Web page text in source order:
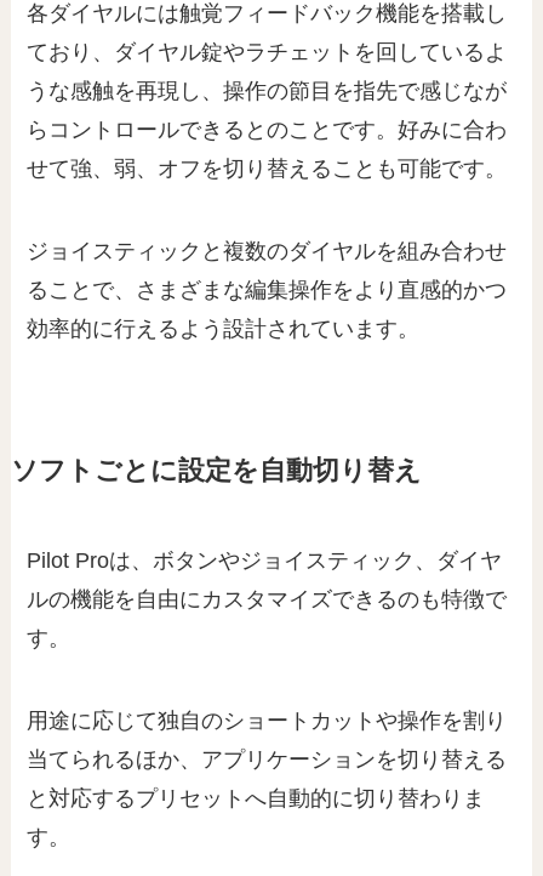
各ダイヤルには触覚フィードバック機能を搭載し
ており、ダイヤル錠やラチェットを回しているよ
うな感触を再現し、操作の節目を指先で感じなが
らコントロールできるとのことです。好みに合わ
せて強、弱、オフを切り替えることも可能です。
ジョイスティックと複数のダイヤルを組み合わせ
ることで、さまざまな編集操作をより直感的かつ
効率的に行えるよう設計されています。
ソフトごとに設定を自動切り替え
Pilot Proは、ボタンやジョイスティック、ダイヤ
ルの機能を自由にカスタマイズできるのも特徴で
す。
用途に応じて独自のショートカットや操作を割り
当てられるほか、アプリケーションを切り替える
と対応するプリセットへ自動的に切り替わりま
す。